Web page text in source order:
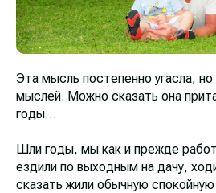
Эта мысль постепенно угасла,
мыслей. Можно сказать она
годы…
Шли годы, мы как и прежде
ездили по выходным на дачу,
сказать жили обычную